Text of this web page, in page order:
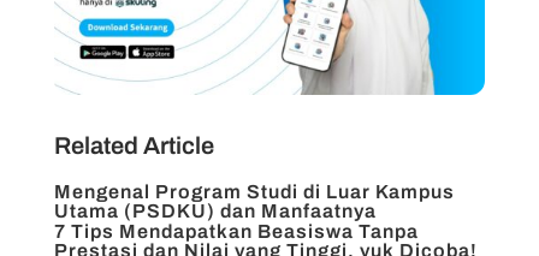
Related Article
Mengenal Program Studi di Luar Kampus
Utama (PSDKU) dan Manfaatnya
7 Tips Mendapatkan Beasiswa Tanpa
Prestasi dan Nilai yang Tinggi, yuk Dicoba!